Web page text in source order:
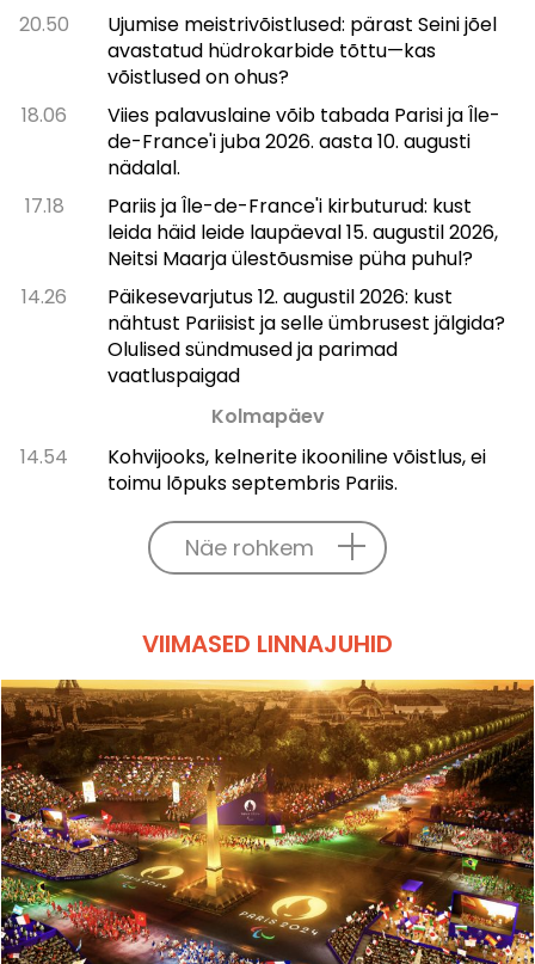
20.50
Ujumise meistrivõistlused: pärast Seini jõel
avastatud hüdrokarbide tõttu—kas
võistlused on ohus?
18.06
Viies palavuslaine võib tabada Parisi ja Île-
de-France'i juba 2026. aasta 10. augusti
nädalal.
17.18
Pariis ja Île-de-France'i kirbuturud: kust
leida häid leide laupäeval 15. augustil 2026,
Neitsi Maarja ülestõusmise püha puhul?
14.26
Päikesevarjutus 12. augustil 2026: kust
nähtust Pariisist ja selle ümbrusest jälgida?
Olulised sündmused ja parimad
vaatluspaigad
Kolmapäev
14.54
Kohvijooks, kelnerite ikooniline võistlus, ei
toimu lõpuks septembris Pariis.
Näe rohkem
VIIMASED LINNAJUHID